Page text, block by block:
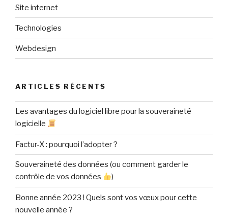
Site internet
Technologies
Webdesign
ARTICLES RÉCENTS
Les avantages du logiciel libre pour la souveraineté
logicielle
Factur-X : pourquoi l’adopter ?
Souveraineté des données (ou comment garder le
contrôle de vos données
)
Bonne année 2023 ! Quels sont vos vœux pour cette
nouvelle année ?